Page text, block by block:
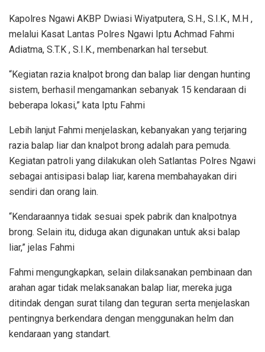
Kapolres Ngawi AKBP Dwiasi Wiyatputera, S.H., S.I.K., M.H ,
melalui Kasat Lantas Polres Ngawi Iptu Achmad Fahmi
Adiatma, S.T.K , S.I.K., membenarkan hal tersebut.
“Kegiatan razia knalpot brong dan balap liar dengan hunting
sistem, berhasil mengamankan sebanyak 15 kendaraan di
beberapa lokasi,” kata Iptu Fahmi
Lebih lanjut Fahmi menjelaskan, kebanyakan yang terjaring
razia balap liar dan knalpot brong adalah para pemuda.
Kegiatan patroli yang dilakukan oleh Satlantas Polres Ngawi
sebagai antisipasi balap liar, karena membahayakan diri
sendiri dan orang lain.
“Kendaraannya tidak sesuai spek pabrik dan knalpotnya
brong. Selain itu, diduga akan digunakan untuk aksi balap
liar,” jelas Fahmi
Fahmi mengungkapkan, selain dilaksanakan pembinaan dan
arahan agar tidak melaksanakan balap liar, mereka juga
ditindak dengan surat tilang dan teguran serta menjelaskan
pentingnya berkendara dengan menggunakan helm dan
kendaraan yang standart.